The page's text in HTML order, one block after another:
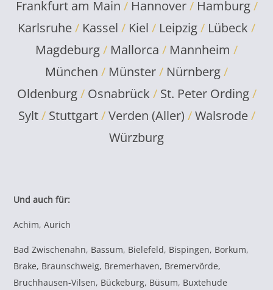
Frankfurt am Main / Hannover / Hamburg /
Karlsruhe/ Kassel / Kiel / Leipzig/ Lübeck /
Magdeburg/ Mallorca / Mannheim /
München / Münster/ Nürnberg/
Oldenburg / Osnabrück / St. Peter Ording /
Sylt / Stuttgart /Verden (Aller) /Walsrode /
Würzburg
Und auch für:
Achim, Aurich
Bad Zwischenahn, Bassum, Bielefeld, Bispingen, Borkum,
Brake, Braunschweig, Bremerhaven, Bremervörde,
Bruchhausen-Vilsen, Bückeburg, Büsum, Buxtehude